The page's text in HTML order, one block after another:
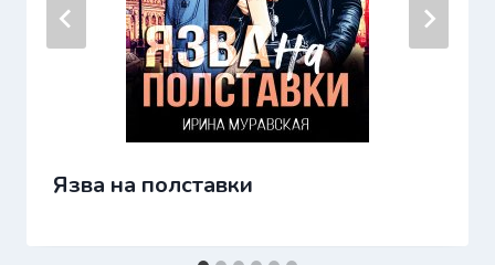
Язва на полставки